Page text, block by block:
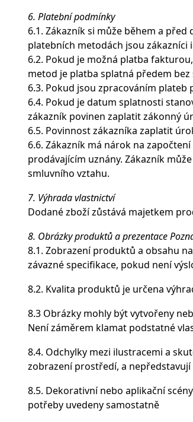
6. Platební podmínky
6.1. Zákazník si může během a
platebních metodách jsou
6.2. Pokud je možná platba
metod je platba splatná předem bez
6.3. Pokud jsou zpracováním
6.4. Pokud je datum splatnosti
zákazník povinen zaplatit zákonný
6.5. Povinnost zákazníka zaplatit
6.6. Zákazník má nárok na
prodávajícím uznány. Zákazník
smluvního vztahu.
7. Výhrada vlastnictví
Dodané zboží zůstává majetkem
8. Obrázky produktů a prezentace
8.1. Zobrazení produktů a obsahu
závazné specifikace, pokud není
8.2. Kvalita produktů je určena
8.3 Obrázky mohly být vytvořeny
Není záměrem klamat podstatné
8.4. Odchylky mezi ilustracemi a
zobrazení prostředí, a
8.5. Dekorativní nebo aplikační
potřeby uvedeny samostatně